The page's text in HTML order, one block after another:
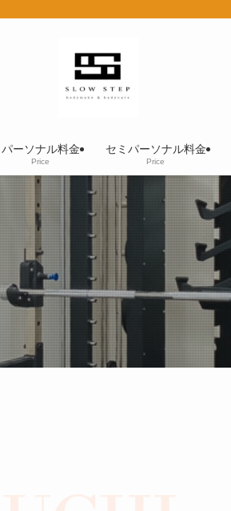
パーソナル料金
Price
セミパーソナル料金
Price